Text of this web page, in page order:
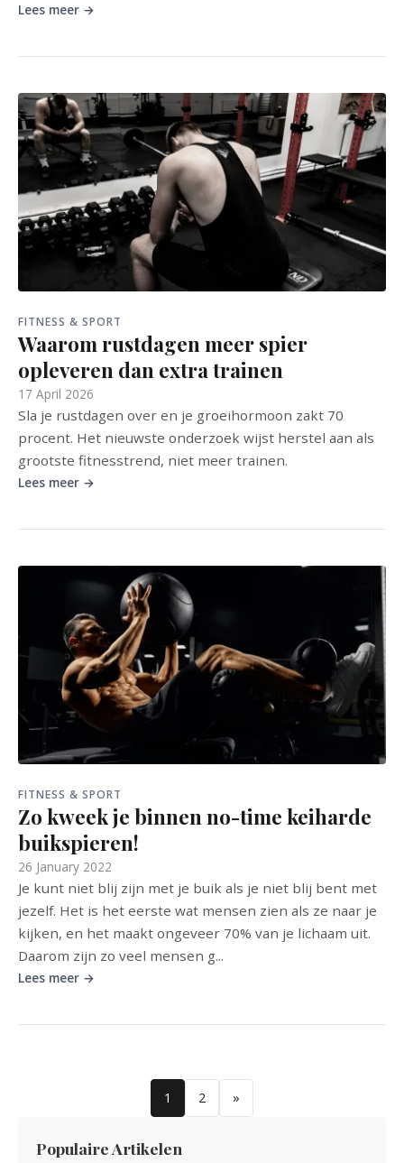
Lees meer →
FITNESS & SPORT
Waarom rustdagen meer spier
opleveren dan extra trainen
17 April 2026
Sla je rustdagen over en je groeihormoon zakt 70
procent. Het nieuwste onderzoek wijst herstel aan als
grootste fitnesstrend, niet meer trainen.
Lees meer →
FITNESS & SPORT
Zo kweek je binnen no-time keiharde
buikspieren!
26 January 2022
Je kunt niet blij zijn met je buik als je niet blij bent met
jezelf. Het is het eerste wat mensen zien als ze naar je
kijken, en het maakt ongeveer 70% van je lichaam uit.
Daarom zijn zo veel mensen g...
Lees meer →
1 2 »
Populaire Artikelen